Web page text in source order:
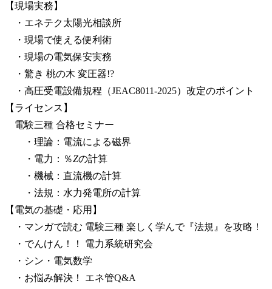
【現場実務】
・エネテク太陽光相談所
・現場で使える便利術
・現場の電気保安実務
・驚き 桃の木 変圧器!?
・高圧受電設備規程（JEAC8011-2025）改定のポイント
【ライセンス】
電験三種 合格セミナー
・理論：電流による磁界
・電力：％Zの計算
・機械：直流機の計算
・法規：水力発電所の計算
【電気の基礎・応用】
・マンガで読む 電験三種 楽しく学んで『法規』を攻略！
・でんけん！！ 電力系統研究会
・シン・電気数学
・お悩み解決！ エネ管Q&A